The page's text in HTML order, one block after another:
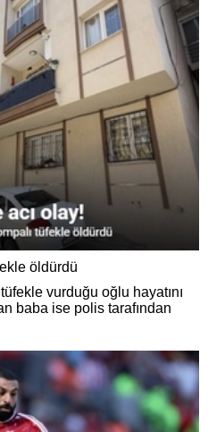
öldürdü
vurduğu oğlu hayatını
baba ise polis tarafından